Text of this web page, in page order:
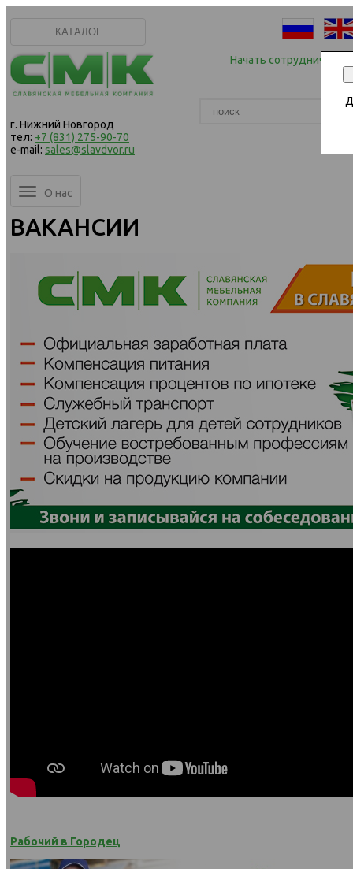
КАТАЛОГ
г. Нижний Новгород
тел: +7 (831) 275-90-70
e-mail: sales@slavdvor.ru
Начать
О нас
ВАКАНСИИ
Рабочий в Городец